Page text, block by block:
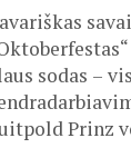
sodas –
Prinz